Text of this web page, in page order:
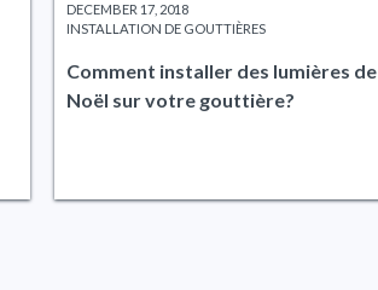
DECEMBER 17, 2018
INSTALLATION DE GOUTTIÈRES
Comment installer des lumières de
Noël sur votre gouttière?